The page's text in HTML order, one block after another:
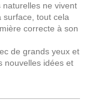
naturelles ne vivent
surface tout cela
correcte à son
de grands yeux et
nouvelles idées et